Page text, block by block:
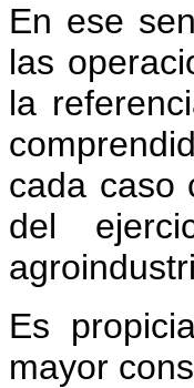
En ese
las
la
cada caso
del
Es
mayor